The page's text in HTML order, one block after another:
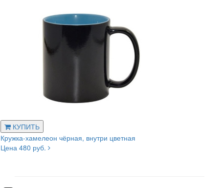
КУПИТЬ
Кружка-хамелеон чёрная, внутри цветная
Цена 480 руб.